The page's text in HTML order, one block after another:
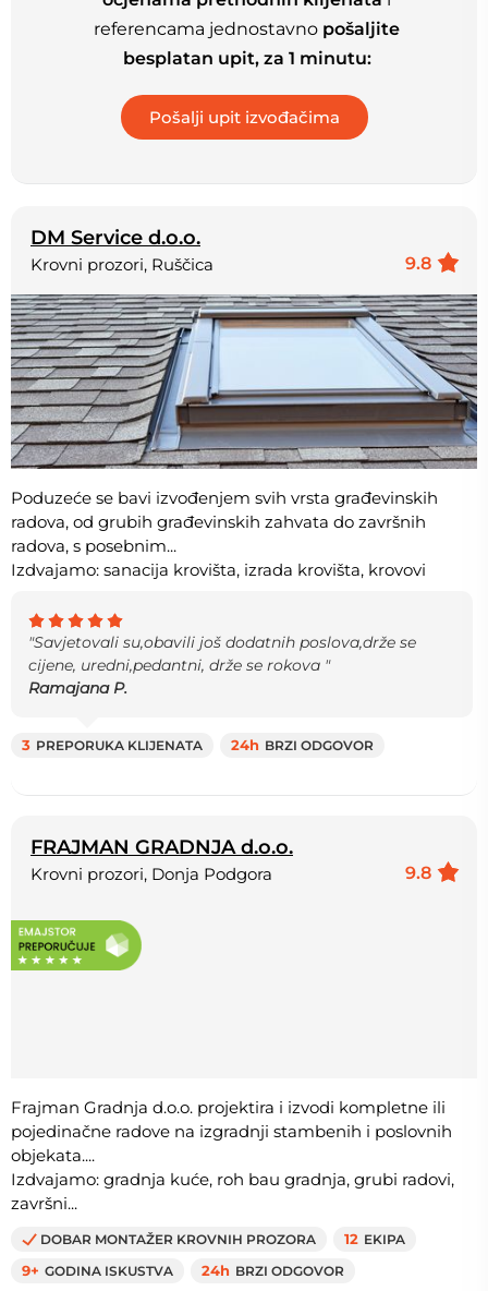
referencama jednostavno pošaljite
besplatan upit, za 1 minutu:
DM Service d.o.o.
9.8
Krovni prozori, Ruščica
Poduzeće se bavi izvođenjem svih vrsta građevinskih
radova, od grubih građevinskih zahvata do završnih
radova, s posebnim...
Izdvajamo: sanacija krovišta, izrada krovišta, krovovi
"Savjetovali su,obavili još dodatnih poslova,drže se
cijene, uredni,pedantni, drže se rokova "
Ramajana P.
3 PREPORUKA KLIJENATA 24h BRZI ODGOVOR
FRAJMAN GRADNJA d.o.o.
9.8
Krovni prozori, Donja Podgora
Frajman Gradnja d.o.o. projektira i izvodi kompletne ili
pojedinačne radove na izgradnji stambenih i poslovnih
objekata....
Izdvajamo: gradnja kuće, roh bau gradnja, grubi radovi,
završni...
DOBAR MONTAŽER KROVNIH PROZORA 12 EKIPA
9+ GODINA ISKUSTVA 24h BRZI ODGOVOR